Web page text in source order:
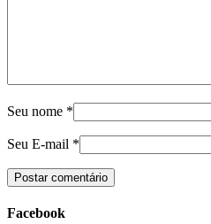
Seu nome *
Seu E-mail *
Facebook